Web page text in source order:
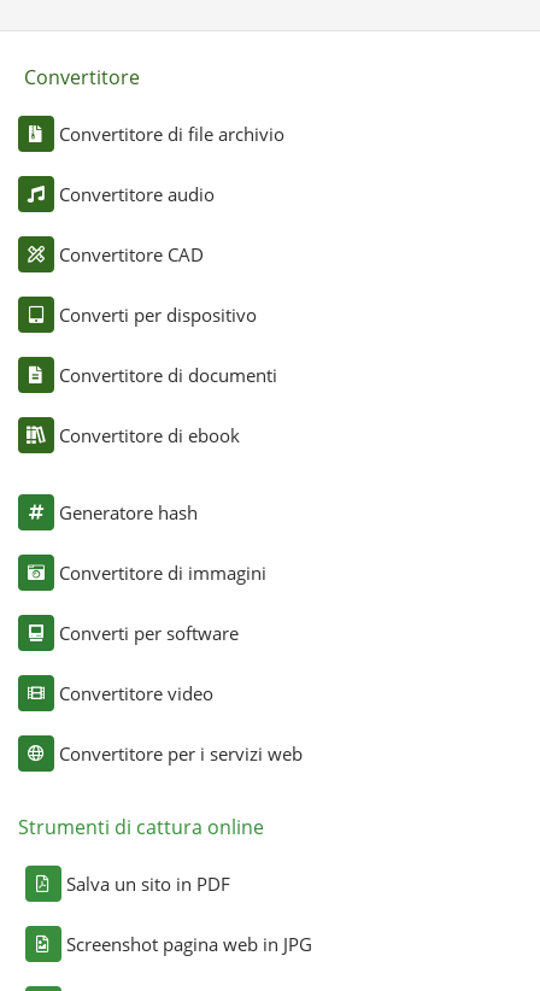
Convertitore
Convertitore di file archivio
Convertitore audio
Convertitore CAD
Converti per dispositivo
Convertitore di documenti
Convertitore di ebook
Generatore hash
Convertitore di immagini
Converti per software
Convertitore video
Convertitore per i servizi web
Strumenti di cattura online
Salva un sito in PDF
Screenshot pagina web in JPG